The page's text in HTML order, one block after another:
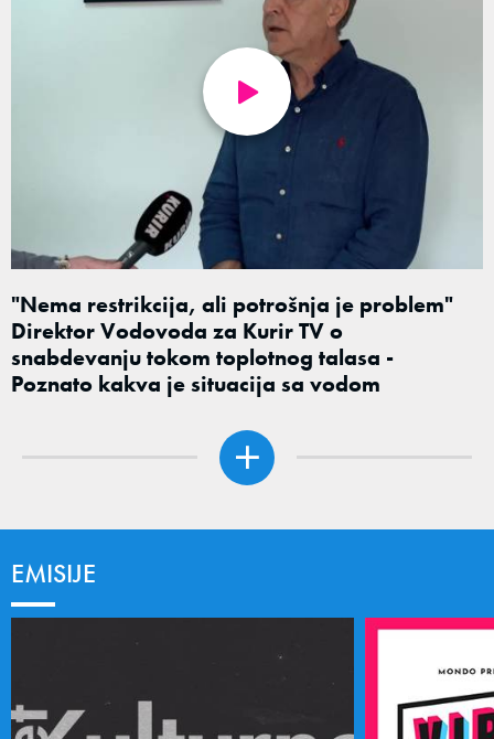
"Nema restrikcija, ali potrošnja je problem"
Direktor Vodovoda za Kurir TV o
snabdevanju tokom toplotnog talasa -
Poznato kakva je situacija sa vodom
EMISIJE